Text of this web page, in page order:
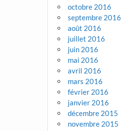
octobre 2016
septembre 2016
août 2016
juillet 2016
juin 2016
mai 2016
avril 2016
mars 2016
février 2016
janvier 2016
décembre 2015
novembre 2015